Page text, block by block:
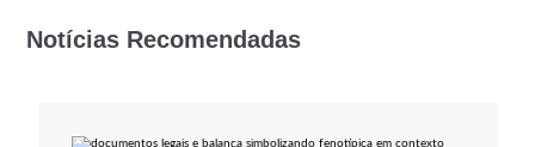
Notícias Recomendadas